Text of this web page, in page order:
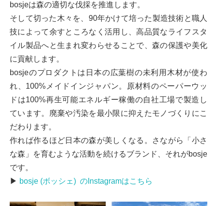
bosjeは森の適切な伐採を推進します。
そして切った木々を、90年かけて培った製造技術と職人
技によって余すところなく活用し、高品質なライフスタ
イル製品へと生まれ変わらせることで、森の保護や美化
に貢献します。
bosjeのプロダクトは日本の広葉樹の未利用木材が使わ
れ、100%メイドインジャパン。原材料のペーパーウッ
ドは100%再生可能エネルギー稼働の自社工場で製造し
ています。廃棄や汚染を最小限に抑えたモノづくりにこ
だわります。
作れば作るほど日本の森が美しくなる。さながら「小さ
な森」を育むような活動を続けるブランド、それがbosje
です。
▶ bosje (ボッシェ) のInstagramはこちら